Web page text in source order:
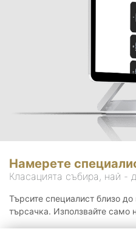
Намерете
Класацията събира, най -
Търсите специалист близо
търсачка. Използвайте само